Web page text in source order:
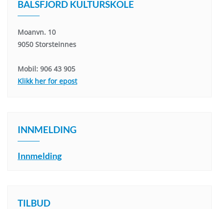
BALSFJORD KULTURSKOLE
Moanvn. 10
9050 Storsteinnes
Mobil: 906 43 905
Klikk her for epost
INNMELDING
Innmelding
TILBUD